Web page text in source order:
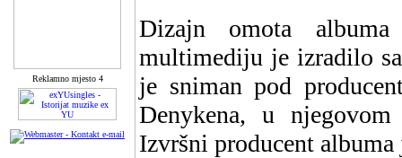
Reklamno mjesto 4
Dizajn omota
multimediju je izradilo
je sniman pod
Denykena, u
Izvršni producent